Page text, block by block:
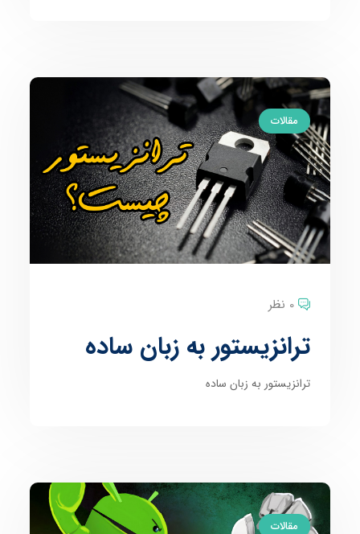
مقالات
0 نظر
ترانزیستور به زبان ساده
ترانزیستور به زبان ساده
مقالات